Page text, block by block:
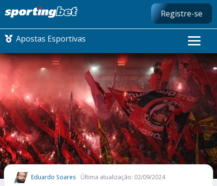
Registre-se
Apostas Esportivas
CONMEBOL LIBERTADORES
FUTEBOL NACIONAL
FUTEBOL INTERNACIONAL
COMO APOSTAR
MAIS ESPORTES
Eduardo Soares Última atualização: 02/09/2024